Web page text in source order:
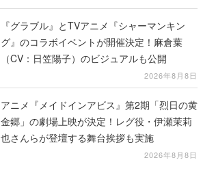
（CV：日笠陽子）のビジュアルも公開
2026年8月8日
アニメ『メイドインアビス』第2期「烈日の黄
金郷」の劇場上映が決定！レグ役・伊瀬茉莉
也さんらが登壇する舞台挨拶も実施
2026年8月8日